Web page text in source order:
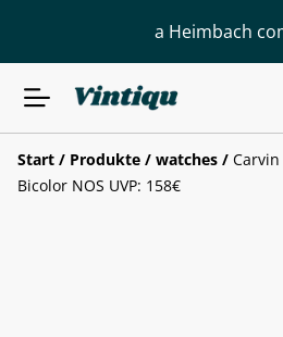
a Heimbach
Start / Produkte / watches /
Bicolor NOS UVP: 158€